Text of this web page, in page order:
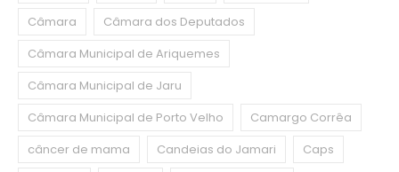
Câmara
Câmara dos Deputados
Câmara Municipal de Ariquemes
Câmara Municipal de Jaru
Câmara Municipal de Porto Velho
Camargo Corrêa
câncer de mama
Candeias do Jamari
Caps